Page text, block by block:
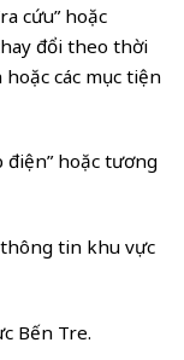
cứu” hoặc
đổi theo thời
các mục tiện
điện” hoặc tương
tin khu vực
Bến Tre.